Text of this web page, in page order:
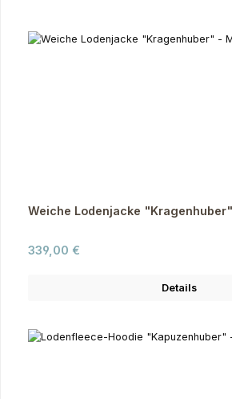
Weiche Lodenjacke
Regulärer Preis:
339,00 €
Details